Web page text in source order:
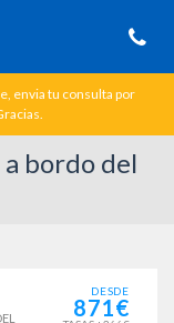
envia tu consulta por
bordo del
DESDE
871€